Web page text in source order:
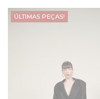
ÚLTIMAS PEÇAS!